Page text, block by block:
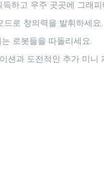
하고 우주 곳곳에 그래
드로 창의력을 발휘하세요.
로봇들을 따돌리세요.
션과 도전적인 추가 미니